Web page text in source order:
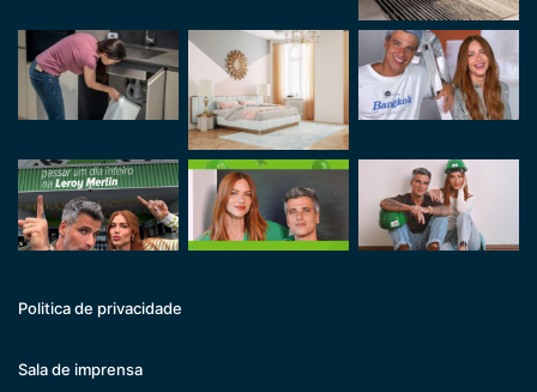
Politica de privacidade
Sala de imprensa